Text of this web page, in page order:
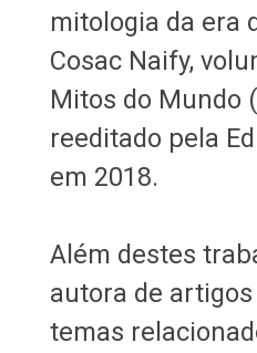
mitologia da era
Cosac Naify,
Mitos do Mundo
reeditado pela
em 2018.
Além destes
autora de
temas